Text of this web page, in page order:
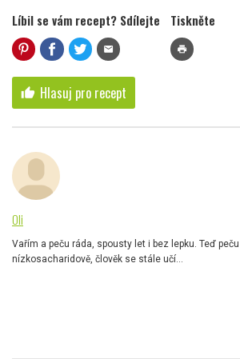
Líbil se vám recept? Sdílejte
mail
Tiskněte
print
thumb_up Hlasuj pro recept
Oli
Vařím a peču ráda, spousty let i bez lepku. Teď
nízkosacharidově, člověk se stále učí...